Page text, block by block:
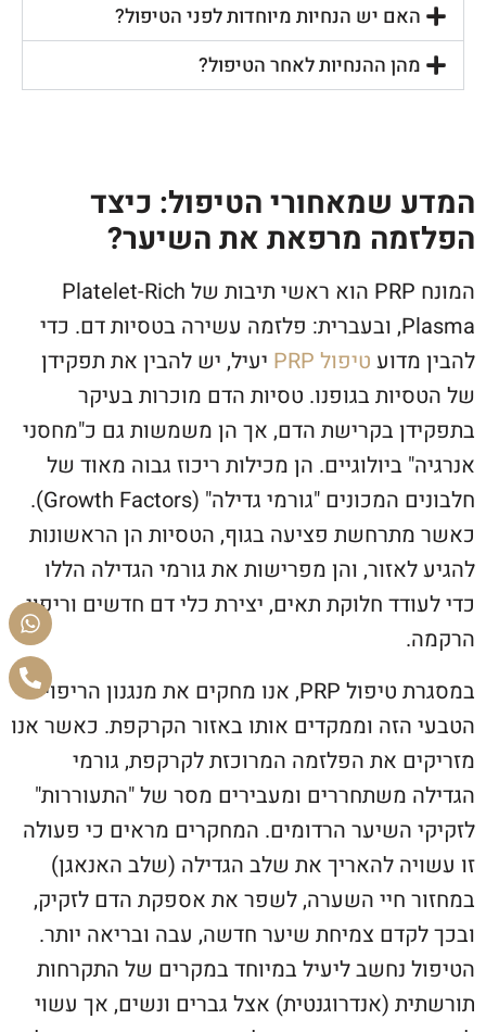
האם יש הנחיות מיוחדות לפני הטיפול?
מהן ההנחיות לאחר הטיפול?
המדע שמאחורי הטיפול: כיצד
הפלזמה מרפאת את השיער?
המונח PRP הוא ראשי תיבות של Platelet-Rich
Plasma, ובעברית: פלזמה עשירה בטסיות דם. כדי
להבין מדוע טיפול PRP
יעיל, יש להבין את תפקידן
של הטסיות בגופנו. טסיות הדם מוכרות בעיקר
בתפקידן בקרישת הדם, אך הן משמשות גם כ"מחסני
אנרגיה" ביולוגיים. הן מכילות ריכוז גבוה מאוד של
חלבונים המכונים "גורמי גדילה" (Growth Factors).
כאשר מתרחשת פציעה בגוף, הטסיות הן הראשונות
להגיע לאזור, והן מפרישות את גורמי הגדילה הללו
כדי לעודד חלוקת תאים, יצירת כלי דם חדשים וריפוי
הרקמה.
במסגרת טיפול PRP, אנו מחקים את מנגנון הריפוי
הטבעי הזה וממקדים אותו באזור הקרקפת. כאשר אנו
מזריקים את הפלזמה המרוכזת לקרקפת, גורמי
הגדילה משתחררים ומעבירים מסר של "התעוררות"
לזקיקי השיער הרדומים. המחקרים מראים כי פעולה
זו עשויה להאריך את שלב הגדילה (שלב האנאגן)
במחזור חיי השערה, לשפר את אספקת הדם לזקיק,
ובכך לקדם צמיחת שיער חדשה, עבה ובריאה יותר.
הטיפול נחשב ליעיל במיוחד במקרים של התקרחות
תורשתית (אנדרוגנטית) אצל גברים ונשים, אך עשוי